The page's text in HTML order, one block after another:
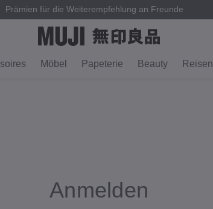
Prämien für die Weiterempfehlung an Freunde
Möbel Papeterie Beauty Reisen
Anmelden